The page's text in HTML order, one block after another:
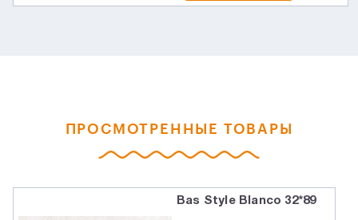
ПРОСМОТРЕННЫЕ ТОВАРЫ
Bas Style Blanco 32*89